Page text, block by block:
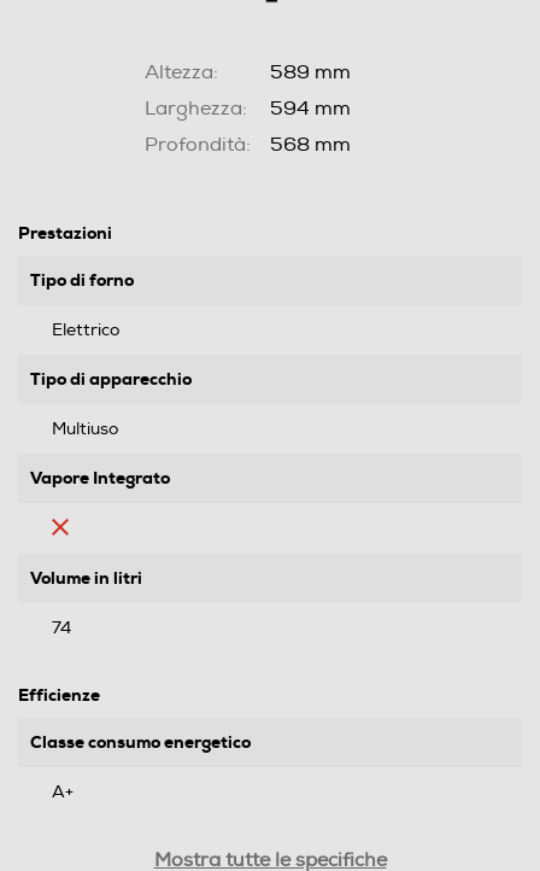
Altezza:
589 mm
Larghezza:
594 mm
Profondità:
568 mm
Prestazioni
Tipo di forno
Elettrico
Tipo di apparecchio
Multiuso
Vapore Integrato
Volume in litri
74
Efficienze
Classe consumo energetico
A+
Mostra tutte le specifiche